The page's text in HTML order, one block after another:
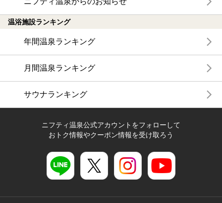
温浴施設ランキング
年間温泉ランキング
月間温泉ランキング
サウナランキング
ニフティ温泉公式アカウントをフォローして
おトク情報やクーポン情報を受け取ろう